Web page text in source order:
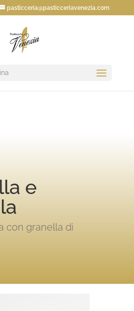
pasticceria@pasticceriavenezia.com
e
con granella di